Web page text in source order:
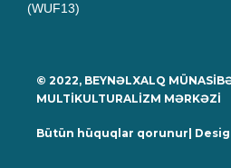
(WUF13)
© 2022, BEYNƏLXALQ
MULTİKULTURALİZM MƏRKƏZİ
Bütün hüquqlar qorunur|